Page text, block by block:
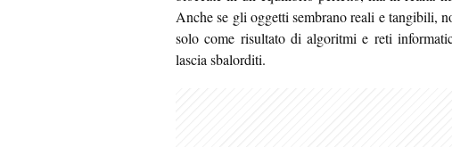
Anche se gli oggetti sembrano reali e tangibili,
solo come risultato di algoritmi e reti
lascia sbalorditi.